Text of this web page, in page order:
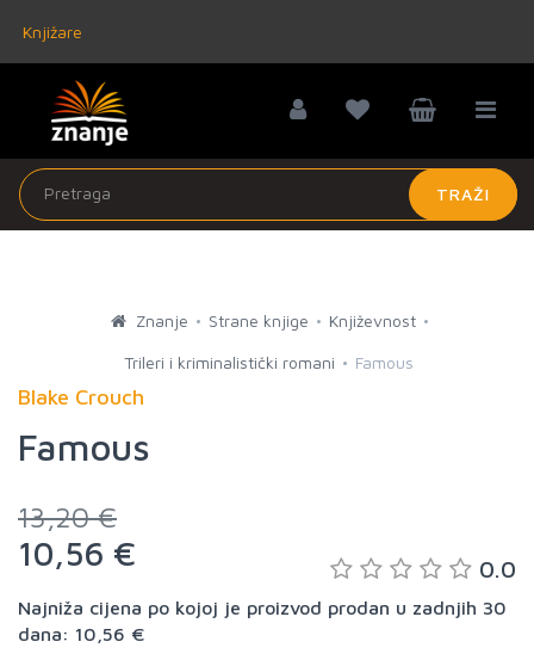
Knjižare
TRAŽI
Znanje Strane knjige Književnost
Trileri i kriminalistički romani Famous
Blake Crouch
Famous
13,20 €
10,56 € 0.0
Najniža cijena po kojoj je proizvod prodan u zadnjih 30
dana: 10,56 €